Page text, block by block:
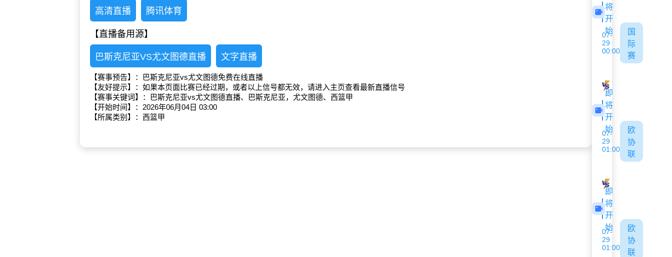
高清直播 腾讯体育
【直播备用源】
巴斯克尼亚VS尤文图德直播 文字直播
【赛事预告】：巴斯克尼亚vs尤文图德免费在线直播
【友好提示】：如果本页面比赛已经过期，或者以上信号都无效，请进入主页查看最新直播信号
【赛事关键词】：巴斯克尼亚vs尤文图德直播、巴斯克尼亚，尤文图德、西篮甲
【开始时间】：2026年06月04日 03:00
【所属类别】：西篮甲
将
开
始
07-
29
00:00
国
际
赛
吉尔吉斯斯坦U17
即
将
开
始
07-
29
01:00
欧
协
联
里加FC
即
将
开
始
07-
29
01:00
欧
协
联